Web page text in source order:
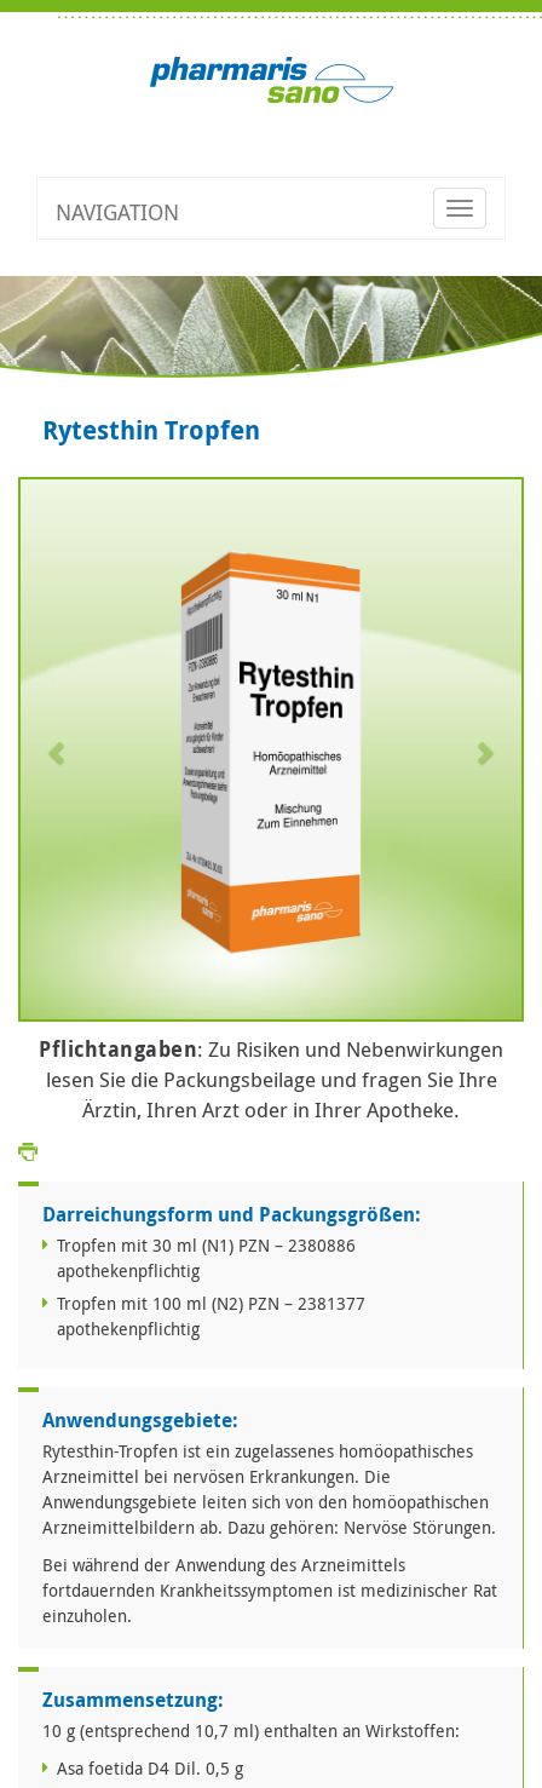
NAVIGATION
Toggle
Rytesthin Tropfen
Pflichtangaben: Zu Risiken und Nebenwirkungen
lesen Sie die Packungsbeilage und fragen Sie Ihre
Ärztin, Ihren Arzt oder in Ihrer Apotheke.
Darreichungsform und Packungsgrößen:
Tropfen mit 30 ml (N1) PZN – 2380886
apothekenpflichtig
Tropfen mit 100 ml (N2) PZN – 2381377
apothekenpflichtig
Anwendungsgebiete:
Rytesthin-Tropfen ist ein zugelassenes homöopathisches
Arzneimittel bei nervösen Erkrankungen. Die
Anwendungsgebiete leiten sich von den homöopathischen
Arzneimittelbildern ab. Dazu gehören: Nervöse Störungen.
Bei während der Anwendung des Arzneimittels
fortdauernden Krankheitssymptomen ist medizinischer Rat
einzuholen.
Zusammensetzung:
10 g (entsprechend 10,7 ml) enthalten an Wirkstoffen:
Asa foetida D4 Dil. 0,5 g